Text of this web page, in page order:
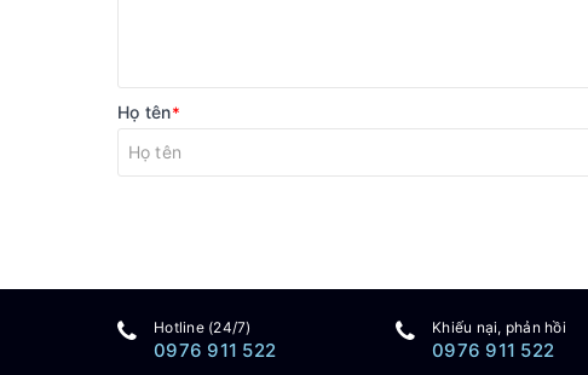
Họ tên*
Hotline (24/7)
0976 911 522
Khiếu nại, phản hồi
0976 911 522